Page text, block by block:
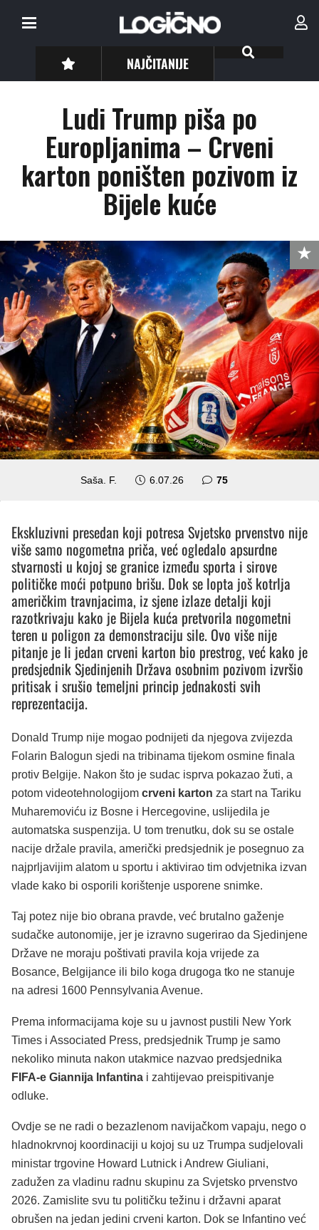
NAJČITANIJE
Ludi Trump piša po
Europljanima – Crveni
karton poništen pozivom iz
Bijele kuće
Saša. F. 6.07.26 75komentara
Ekskluzivni presedan koji potresa Svjetsko prvenstvo nije
više samo nogometna priča, već ogledalo apsurdne
stvarnosti u kojoj se granice između sporta i sirove
političke moći potpuno brišu. Dok se lopta još kotrlja
američkim travnjacima, iz sjene izlaze detalji koji
razotkrivaju kako je Bijela kuća pretvorila nogometni
teren u poligon za demonstraciju sile. Ovo više nije
pitanje je li jedan crveni karton bio prestrog, već kako je
predsjednik Sjedinjenih Država osobnim pozivom izvršio
pritisak i srušio temeljni princip jednakosti svih
reprezentacija.
Donald Trump nije mogao podnijeti da njegova zvijezda
Folarin Balogun sjedi na tribinama tijekom osmine finala
protiv Belgije. Nakon što je sudac isprva pokazao žuti, a
potom videotehnologijom crveni karton za start na Tariku
Muharemoviću iz Bosne i Hercegovine, uslijedila je
automatska suspenzija. U tom trenutku, dok su se ostale
nacije držale pravila, američki predsjednik je posegnuo za
najprljavijim alatom u sportu i aktivirao tim odvjetnika izvan
vlade kako bi osporili korištenje usporene snimke.
Taj potez nije bio obrana pravde, već brutalno gaženje
sudačke autonomije, jer je izravno sugerirao da Sjedinjene
Države ne moraju poštivati pravila koja vrijede za
Bosance, Belgijance ili bilo koga drugoga tko ne stanuje
na adresi 1600 Pennsylvania Avenue.
Prema informacijama koje su u javnost pustili New York
Times i Associated Press, predsjednik Trump je samo
nekoliko minuta nakon utakmice nazvao predsjednika
FIFA-e Giannija Infantina i zahtijevao preispitivanje
odluke.
Ovdje se ne radi o bezazlenom navijačkom vapaju, nego o
hladnokrvnoj koordinaciji u kojoj su uz Trumpa sudjelovali
ministar trgovine Howard Lutnick i Andrew Giuliani,
zadužen za vladinu radnu skupinu za Svjetsko prvenstvo
2026. Zamislite svu tu političku težinu i državni aparat
obrušen na jedan jedini crveni karton. Dok se Infantino već